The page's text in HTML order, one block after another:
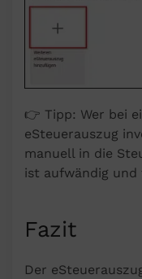
👉 Tipp: Wer bei
eSteuerauszug
manuell in die
ist aufwändig und
Fazit
Der